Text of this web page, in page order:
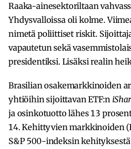
Raaka-ainesektoriltaan
Yhdysvalloissa oli kolme.
nimetä poliittiset riskit.
vapautetun sekä
presidentiksi. Lisäksi realin
Brasilian osakemarkkinoiden
yhtiöihin sijoittavan ETF:n
ja osinkotuotto lähes 13
14. Kehittyvien markkinoiden
S&P 500-indeksin